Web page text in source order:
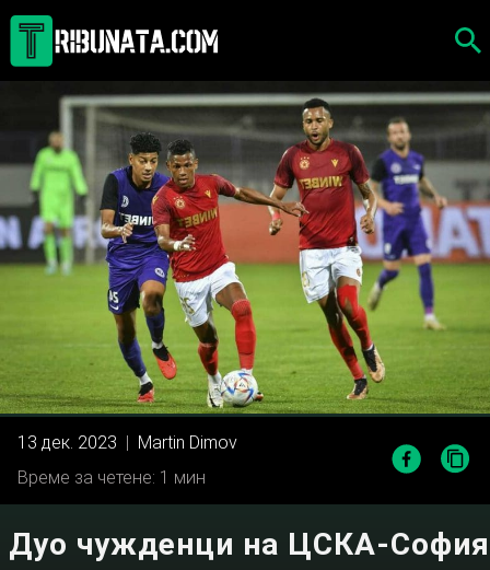
Skip
content
13 дек. 2023 | Martin Dimov
Време за четене: 1 мин
Дуо чужденци на ЦСКА-София